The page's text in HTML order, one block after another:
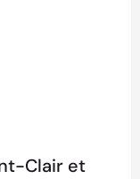
Clair et